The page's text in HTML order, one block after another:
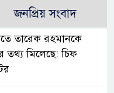
জনপ্রিয় সংবাদ
তারেক রহমানকে
তথ্য মিলেছে: চিফ